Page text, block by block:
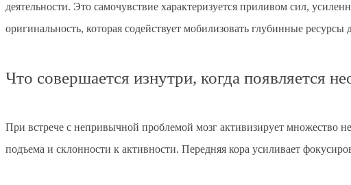
деятельности. Это самочувствие характеризуется приливом сил,
оригинальность, которая содействует мобилизовать глубинные
Что совершается изнутри, когда появляется
При встрече с непривычной проблемой мозг активизирует множество
подъема и склонности к активности. Передняя кора усиливает